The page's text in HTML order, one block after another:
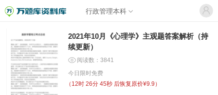
行政管理本科
2021年10月《心理学》主观题答案解析（持
续更新）
阅读数：3841
今日限时免费
（ 12时 26分 45秒 后恢复原价¥9.9）